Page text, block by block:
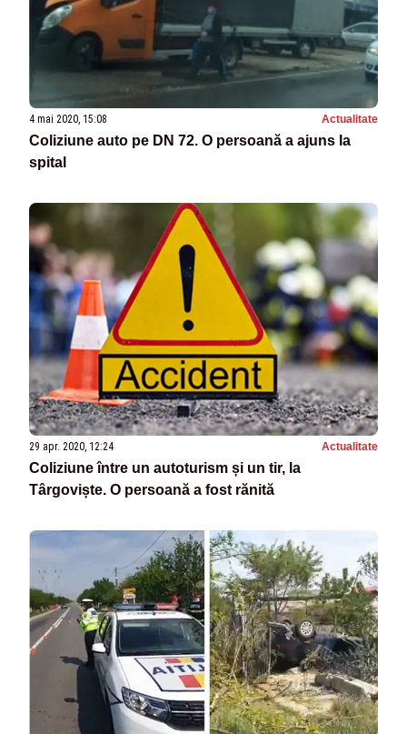
4 mai 2020, 15:08 Actualitate
Coliziune auto pe DN 72. O persoană a ajuns la
spital
29 apr. 2020, 12:24 Actualitate
Coliziune între un autoturism și un tir, la
Târgoviște. O persoană a fost rănită